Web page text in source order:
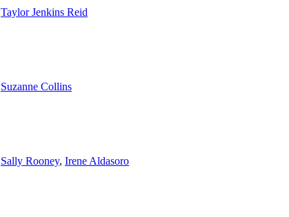
Taylor Jenkins Reid
Suzanne Collins
Sally Rooney, Irene Aldasoro